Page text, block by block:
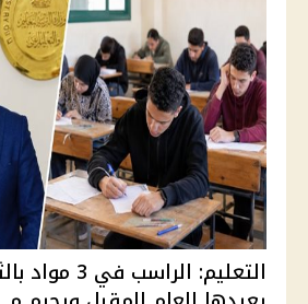
التعليم: